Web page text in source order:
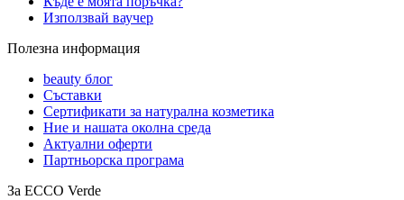
Използвай ваучер
Полезна информация
beauty блог
Съставки
Сертификати за натурална козметика
Ние и нашата околна среда
Актуални оферти
Партньорска програма
За ECCO Verde